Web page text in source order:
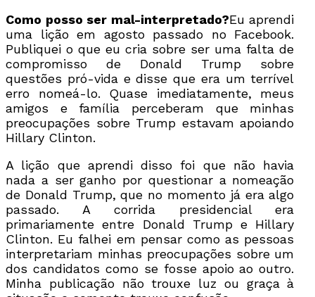
Como posso ser mal-interpretado?Eu aprendi
uma lição em agosto passado no Facebook.
Publiquei o que eu cria sobre ser uma falta de
compromisso de Donald Trump sobre
questões pró-vida e disse que era um terrível
erro nomeá-lo. Quase imediatamente, meus
amigos e família perceberam que minhas
preocupações sobre Trump estavam apoiando
Hillary Clinton.
A lição que aprendi disso foi que não havia
nada a ser ganho por questionar a nomeação
de Donald Trump, que no momento já era algo
passado. A corrida presidencial era
primariamente entre Donald Trump e Hillary
Clinton. Eu falhei em pensar como as pessoas
interpretariam minhas preocupações sobre um
dos candidatos como se fosse apoio ao outro.
Minha publicação não trouxe luz ou graça à